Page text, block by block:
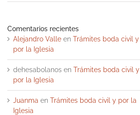
Comentarios recientes
Alejandro Valle en Trámites boda civil y
por la Iglesia
dehesabolanos en Trámites boda civil y
por la Iglesia
Juanma en Trámites boda civil y por la
Iglesia